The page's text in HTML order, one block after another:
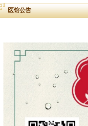
医馆公告